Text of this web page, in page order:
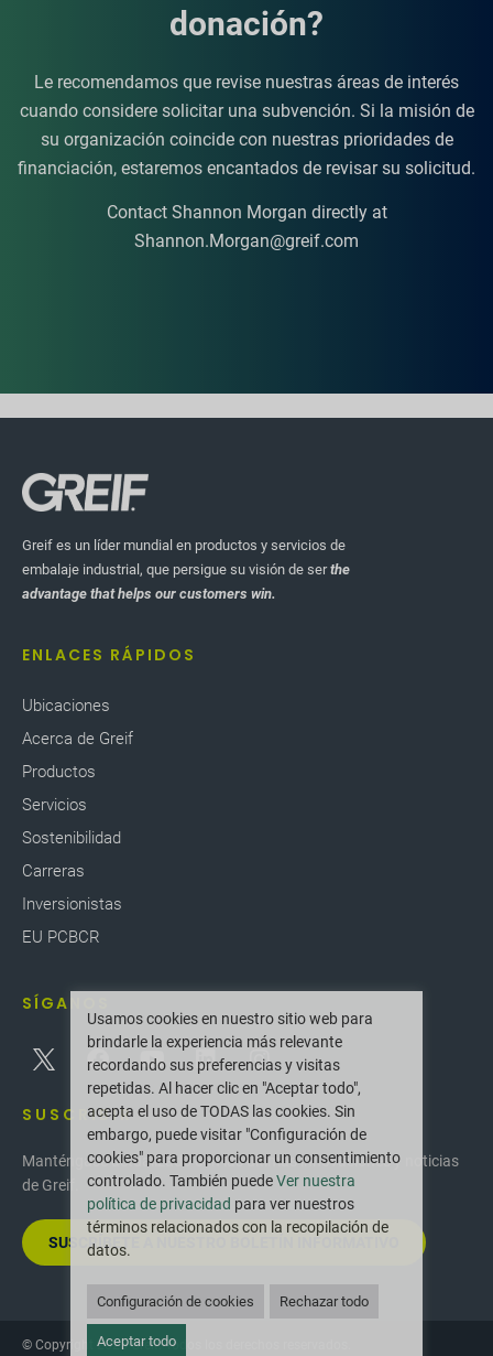
donación?
Le recomendamos que revise nuestras áreas de interés
cuando considere solicitar una subvención. Si la misión de
su organización coincide con nuestras prioridades de
financiación, estaremos encantados de revisar su solicitud.
Contact Shannon Morgan directly at
Shannon.Morgan@greif.com
Greif es un líder mundial en productos y servicios de
embalaje industrial, que persigue su visión de serthe
advantage that helps our customers win.
ENLACES RÁPIDOS
Ubicaciones
Acerca de Greif
Productos
Servicios
Sostenibilidad
Carreras
Inversionistas
EU PCBCR
SÍGANOS
SUSCRIBIR
Manténgase actualizado con las últimas innovaciones y noticias
de Greif.
SUSCRÍBETE A NUESTRO BOLETÍN INFORMATIVO
© Copyright 2025 Greif. Todos los derechos reservados.
Usamos cookies en nuestro sitio web para
brindarle la experiencia más relevante
recordando sus preferencias y visitas
repetidas. Al hacer clic en "Aceptar todo",
acepta el uso de TODAS las cookies. Sin
embargo, puede visitar "Configuración de
cookies" para proporcionar un consentimiento
controlado. También puedeVer nuestra
política de privacidad para ver nuestros
términos relacionados con la recopilación de
datos.
Configuración de cookies Rechazar todo
Aceptar todo